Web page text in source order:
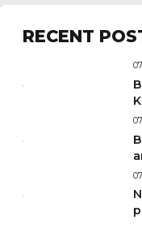
RECENT